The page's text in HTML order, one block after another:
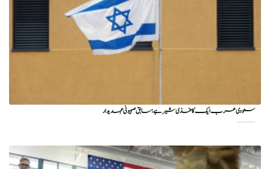
سعودی عرب ایک کاغذی شیر ہے: سابق صہیونی عہدیدار